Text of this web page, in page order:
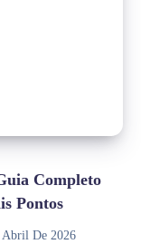
Completo
Pontos
Abril De 2026